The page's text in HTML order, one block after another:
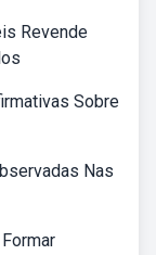
Revende
Sobre
Nas